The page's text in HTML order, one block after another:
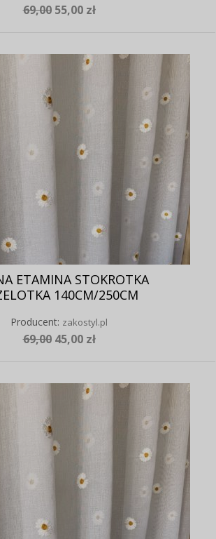
69,00 55,00 zł
ETAMINA STOKROTKA
140CM/250CM
Producent: zakostyl.pl
69,00 45,00 zł